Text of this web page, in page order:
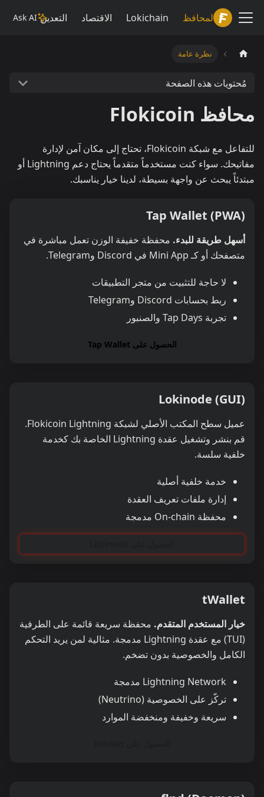
Lokiwiki
المحافظ Lokichain الاقتصاد التعدين Ask AI
نظرة عامة
مُحتويات هذه الصفحة
محافظ Flokicoin
للتفاعل مع شبكة Flokicoin، تحتاج إلى مكان آمن لإدارة
مفاتيحك. سواء كنت مستخدماً متقدماً يحتاج دعم Lightning أو
مبتدئاً يبحث عن واجهة بسيطة، لدينا خيار يناسبك.
Tap Wallet (PWA)
أسهل طريقة للبدء. محفظة خفيفة الوزن تعمل مباشرة في
متصفحك أو كـ Mini App في Discord وTelegram.
لا حاجة للتثبيت من متجر التطبيقات
ربط بحسابات Discord وTelegram
تجربة Tap Days والصنبور
الحصول على Tap Wallet
Lokinode (GUI)
عميل سطح المكتب الأصلي لشبكة Flokicoin Lightning.
قم بنشر وتشغيل عقدة Lightning الخاصة بك كخدمة
خلفية سلسة.
خدمة خلفية أصلية
إدارة ملفات تعريف العقدة
محفظة On-chain مدمجة
tWallet
خيار المستخدم المتقدم. محفظة سريعة قائمة على الطرفية
(TUI) مع عقدة Lightning مدمجة. مثالية لمن يريد التحكم
الكامل والخصوصية بدون تضخم.
Lightning Network مدمجة
تركّز على الخصوصية (Neutrino)
سريعة وخفيفة ومنخفضة الموارد